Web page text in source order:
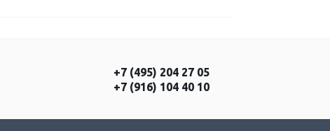
+7 (495) 204 27 05
+7 (916) 104 40 10